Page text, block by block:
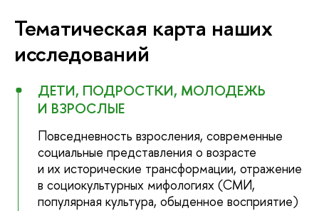
Тематическая карта наших
исследований
ДЕТИ, ПОДРОСТКИ, МОЛОДЕЖЬ
И ВЗРОСЛЫЕ
Повседневность взросления, современные
социальные представления о возрасте
и их исторические трансформации, отражение
в социокультурных мифологиях (СМИ,
популярная культура, обыденное восприятие)